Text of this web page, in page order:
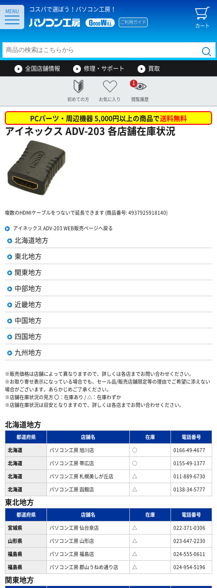
コスパで選ぼう！パソコン工房！
カート
ご利用ガイド
MENU
全国店舗情報 修理・サポート 買取
初めての方 お気に入り 閲覧履歴
1
PCパーツ・周辺機器 5,000円以上の商品で送料無料
アイネックス ADV-203 各店舗在庫状況
複数のHDMIケーブルをつないで延長できます (商品番号: 4937925918140)
アイネックス ADV-203 WEB販売ページへ戻る
北海道地方
東北地方
関東地方
中部地方
近畿地方
中国地方
四国地方
九州地方
※販売価格は店舗によって異なりますので、詳しくは各店までお問い合わせください。
※お取り寄せ表示になっている場合でも、セール品/販売店舗限定等の理由でご希望に添えない
場合がございます。あらかじめご了承ください。
※店舗在庫状況の見方 〇：在庫あり / △：在庫わずか
※店舗在庫状況は目安となりますので、詳しくは各店までお問い合わせください。
北海道地方
都道府県 店舗名 在庫
電話番号
北海道
パソコン工房 旭川店 ○
0166-49-4677
北海道
パソコン工房 帯広店 ○
0155-49-1377
北海道
パソコン⼯房 札幌美しが丘店 △
011-889-6730
北海道
パソコン工房 函館店 △ 0138-34-5777
東北地方
都道府県 店舗名 在庫
電話番号
宮城県
パソコン工房 仙台泉店 △
022-371-0306
山形県
パソコン工房 山形店 △
023-647-2230
福島県
パソコン工房 福島店 △
024-555-0611
福島県
パソコン工房 郡山うねめ通り店 △ 024-954-5196
関東地方